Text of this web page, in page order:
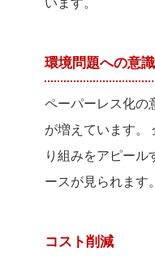
環境問題への意
ペーパーレス化の
が増えています。
り組みをアピー
ースが見られます。
コスト削減